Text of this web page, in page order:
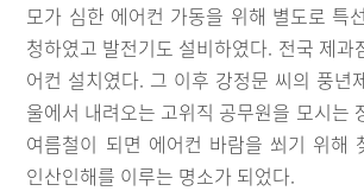
모가 심한 에어컨 가동을 위해 별도로 특
청하였고 발전기도 설비하였다. 전국 제과
어컨 설치였다. 그 이후 강정문 씨의 풍년
울에서 내려오는 고위직 공무원을 모시는
여름철이 되면 에어컨 바람을 쐬기 위해
인산인해를 이루는 명소가 되었다.